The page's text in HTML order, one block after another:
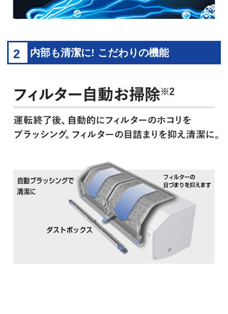
2 内部も清潔に! こだわりの機能